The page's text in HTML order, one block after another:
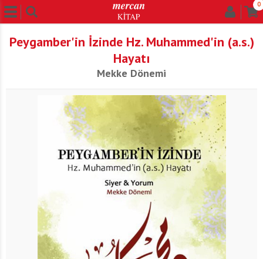
0
Peygamber'in İzinde Hz. Muhammed'in (a.s.)
Hayatı
Mekke Dönemi